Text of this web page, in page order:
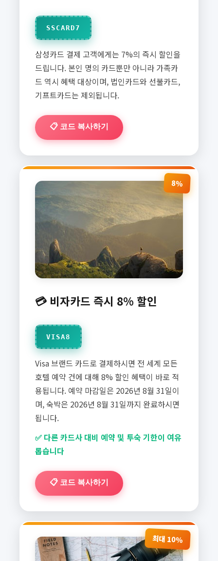
SSCARD7
삼성카드 결제 고객에게는 7%의 즉시 할인을
드립니다. 본인 명의 카드뿐만 아니라 가족카
드 역시 혜택 대상이며, 법인카드와 선불카드,
기프트카드는 제외됩니다.
📋 코드 복사하기
8%
💳 비자카드 즉시 8% 할인
VISA8
Visa 브랜드 카드로 결제하시면 전 세계 모든
호텔 예약 건에 대해 8% 할인 혜택이 바로 적
용됩니다. 예약 마감일은 2026년 8월 31일이
며, 숙박은 2026년 8월 31일까지 완료하시면
됩니다.
✅ 다른 카드사 대비 예약 및 투숙 기한이 여유
롭습니다
📋 코드 복사하기
최대 10%